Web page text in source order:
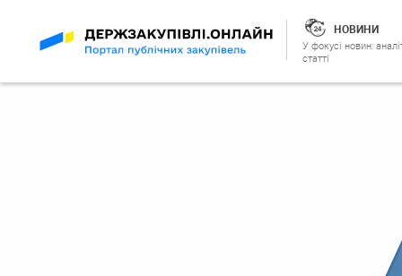
НОВИНИ
У фокусі новин:
статті